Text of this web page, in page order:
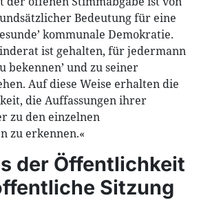
Bedeutung für eine
kommunale Demokratie.
ist gehalten, für jedermann
bekennen’ und zu seiner
Auf diese Weise erhalten die
die Auffassungen ihrer
zu den einzelnen
zu erkennen.«
der Öffentlichkeit
Sitzung